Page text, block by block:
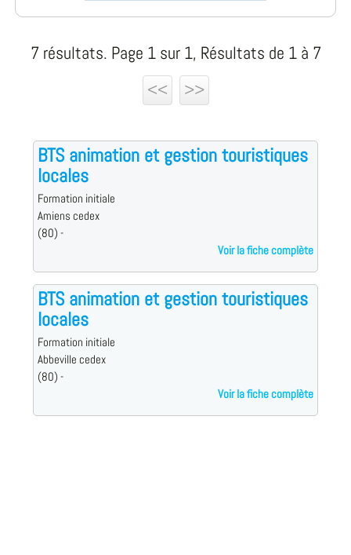
7 résultats. Page 1 sur 1, Résultats de 1 à 7
<<
>>
BTS animation et gestion touristiques
locales
Formation initiale
Amiens cedex
(80) -
Voir la fiche complète
BTS animation et gestion touristiques
locales
Formation initiale
Abbeville cedex
(80) -
Voir la fiche complète